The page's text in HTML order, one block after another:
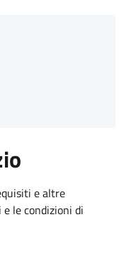
e altre
le condizioni di